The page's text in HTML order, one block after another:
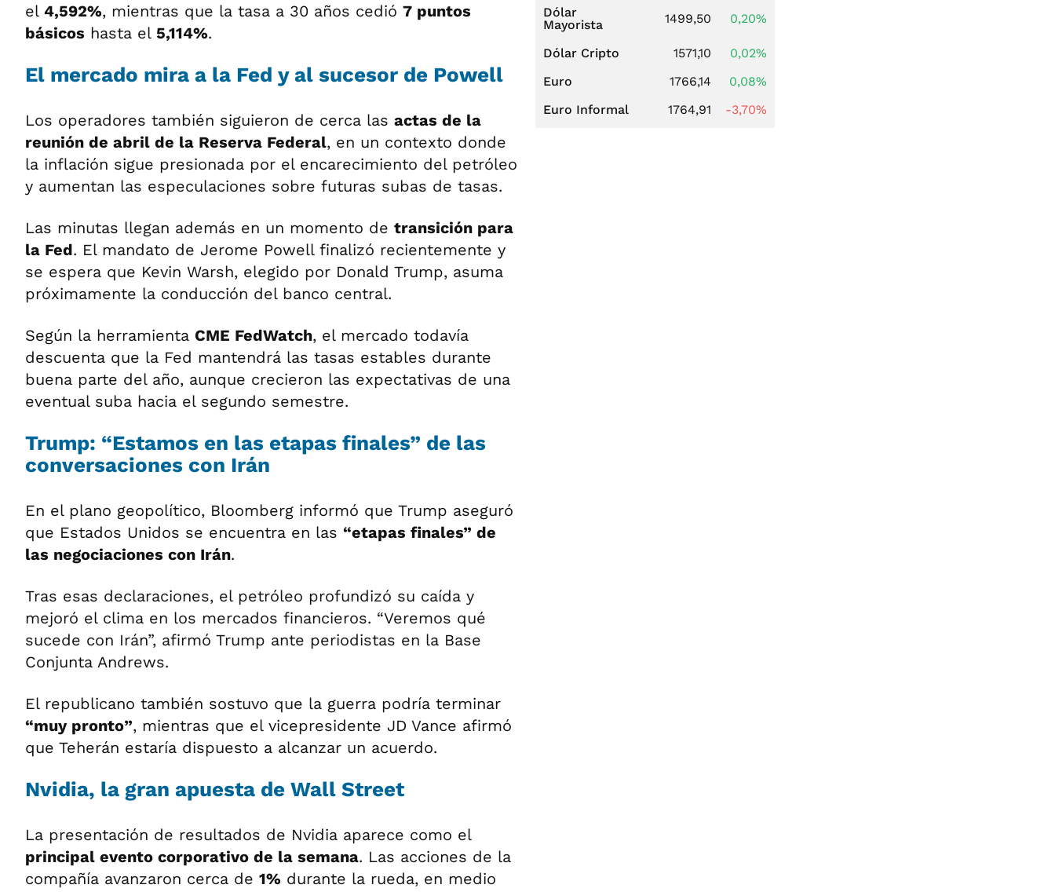
el 4,592%, mientras que la tasa a 30 años cedió 7 puntos
básicos hasta el 5,114%.
El mercado mira a la Fed y al sucesor de Powell
Los operadores también siguieron de cerca las actas de la
reunión de abril de la Reserva Federal, en un contexto donde
la inflación sigue presionada por el encarecimiento del petróleo
y aumentan las especulaciones sobre futuras subas de tasas.
Las minutas llegan además en un momento de transición para
la Fed. El mandato de Jerome Powell finalizó recientemente y
se espera que Kevin Warsh, elegido por Donald Trump, asuma
próximamente la conducción del banco central.
Según la herramienta CME FedWatch, el mercado todavía
descuenta que la Fed mantendrá las tasas estables durante
buena parte del año, aunque crecieron las expectativas de una
eventual suba hacia el segundo semestre.
Trump: “Estamos en las etapas finales” de las
conversaciones con Irán
En el plano geopolítico, Bloomberg informó que Trump aseguró
que Estados Unidos se encuentra en las “etapas finales” de
las negociaciones con Irán.
Tras esas declaraciones, el petróleo profundizó su caída y
mejoró el clima en los mercados financieros. “Veremos qué
sucede con Irán”, afirmó Trump ante periodistas en la Base
Conjunta Andrews.
El republicano también sostuvo que la guerra podría terminar
“muy pronto”, mientras que el vicepresidente JD Vance afirmó
que Teherán estaría dispuesto a alcanzar un acuerdo.
Nvidia, la gran apuesta de Wall Street
La presentación de resultados de Nvidia aparece como el
principal evento corporativo de la semana. Las acciones de la
compañía avanzaron cerca de 1% durante la rueda, en medio
Dólar
Mayorista
1499,50 0,20%
Dólar Cripto 1571,10
0,02%
Euro
1766,14
0,08%
Euro Informal
1764,91 -3,70%